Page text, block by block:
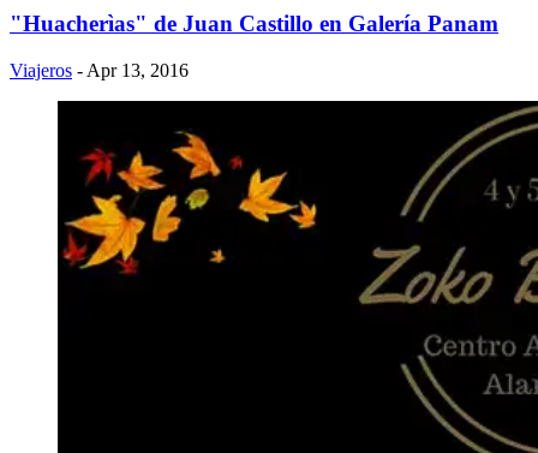
"Huacherìas" de Juan Castillo en Galería Panam
Viajeros - Apr 13, 2016